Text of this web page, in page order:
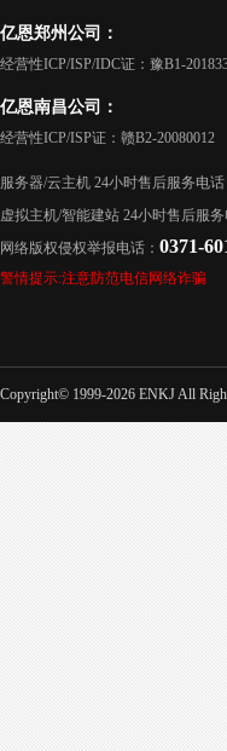
亿恩郑州公司：
经营性ICP/ISP/IDC证：豫B1-
亿恩南昌公司：
经营性ICP/ISP证：赣B2-20080012
服务器/云主机 24小时售后服务电话
虚拟主机/智能建站 24小时售后服务
网络版权侵权举报电话： 0371-
警情提示:注意防范电信网络诈骗
Copyright© 1999-2026 ENKJ All